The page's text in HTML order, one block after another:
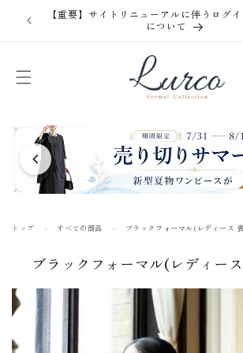
ンツに【重要】サイトリニューアルに伴うログ
について
トップ すべての商品 ブラックフォーマル(レディース
コ
ク
シ
ョ
ブラックフォーマル(レディー